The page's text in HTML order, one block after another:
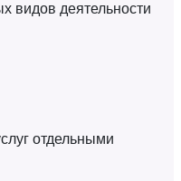
видов деятельности
отдельными